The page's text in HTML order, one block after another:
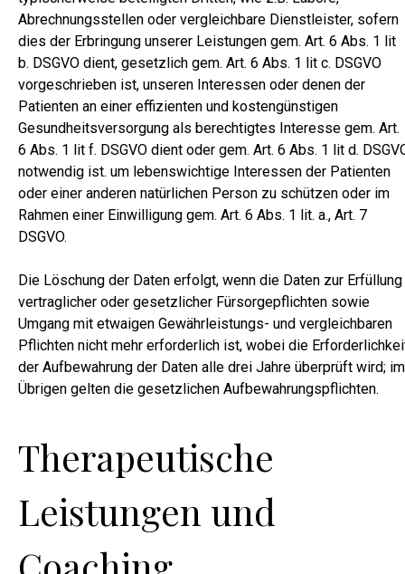
Abrechnungsstellen oder vergleichbare Dienstleister, sofern
dies der Erbringung unserer Leistungen gem. Art. 6 Abs. 1 lit
b. DSGVO dient, gesetzlich gem. Art. 6 Abs. 1 lit c. DSGVO
vorgeschrieben ist, unseren Interessen oder denen der
Patienten an einer effizienten und kostengünstigen
Gesundheitsversorgung als berechtigtes Interesse gem. Art.
6 Abs. 1 lit f. DSGVO dient oder gem. Art. 6 Abs. 1 lit d.
notwendig ist. um lebenswichtige Interessen der Patienten
oder einer anderen natürlichen Person zu schützen oder im
Rahmen einer Einwilligung gem. Art. 6 Abs. 1 lit. a., Art. 7
DSGVO.
Die Löschung der Daten erfolgt, wenn die Daten zur Erfüllung
vertraglicher oder gesetzlicher Fürsorgepflichten sowie
Umgang mit etwaigen Gewährleistungs- und vergleichbaren
Pflichten nicht mehr erforderlich ist, wobei die
der Aufbewahrung der Daten alle drei Jahre überprüft wird; im
Übrigen gelten die gesetzlichen Aufbewahrungspflichten.
Therapeutische
Leistungen und